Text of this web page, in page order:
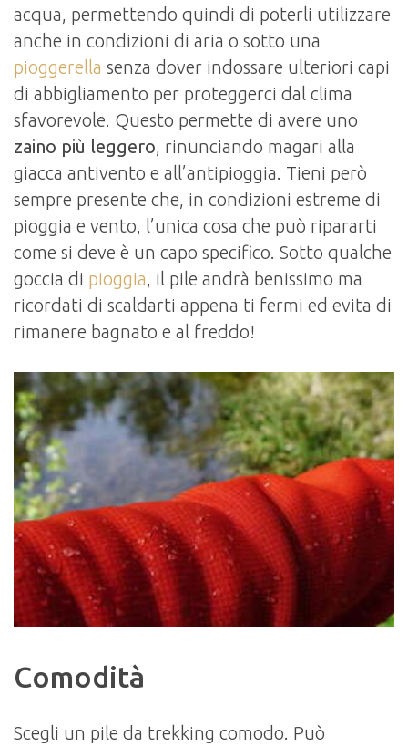
acqua, permettendo quindi di poterli utilizzare
anche in condizioni di aria o sotto una
pioggerella senza dover indossare ulteriori capi
di abbigliamento per proteggerci dal clima
sfavorevole. Questo permette di avere uno
zaino più leggero, rinunciando magari alla
giacca antivento e all’antipioggia. Tieni però
sempre presente che, in condizioni estreme di
pioggia e vento, l’unica cosa che può ripararti
come si deve è un capo specifico. Sotto qualche
goccia di pioggia, il pile andrà benissimo ma
ricordati di scaldarti appena ti fermi ed evita di
rimanere bagnato e al freddo!
Comodità
Scegli un pile da trekking comodo. Può